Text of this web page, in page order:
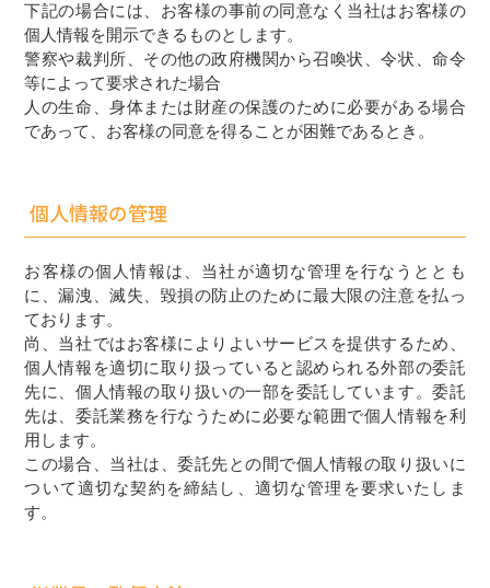
下記の場合には、お客様の事前の同意なく当社はお客様の
個人情報を開示できるものとします。
警察や裁判所、その他の政府機関から召喚状、令状、命令
等によって要求された場合
人の生命、身体または財産の保護のために必要がある場合
であって、お客様の同意を得ることが困難であるとき。
個人情報の管理
お客様の個人情報は、当社が適切な管理を行なうととも
に、漏洩、滅失、毀損の防止のために最大限の注意を払っ
ております。
尚、当社ではお客様によりよいサービスを提供するため、
個人情報を適切に取り扱っていると認められる外部の委託
先に、個人情報の取り扱いの一部を委託しています。委託
先は、委託業務を行なうために必要な範囲で個人情報を利
用します。
この場合、当社は、委託先との間で個人情報の取り扱いに
ついて適切な契約を締結し、適切な管理を要求いたしま
す。